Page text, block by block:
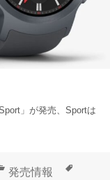
」が発売、Sportは
カ
発売情報